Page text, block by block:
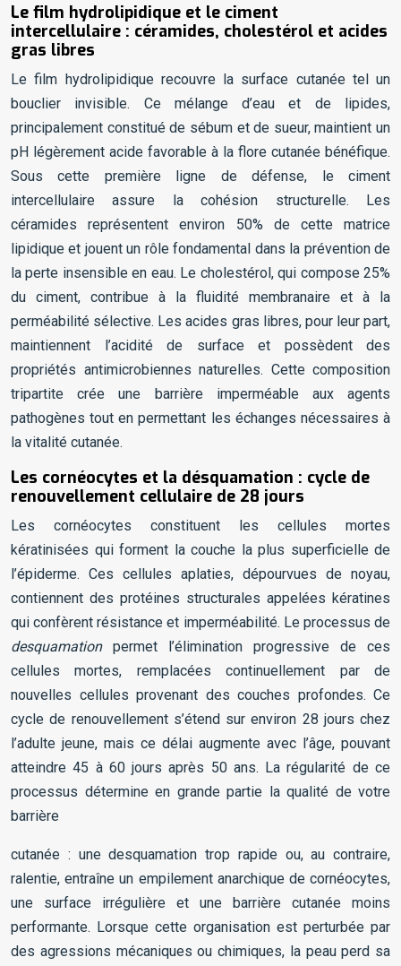
Le film hydrolipidique et le ciment
intercellulaire : céramides, cholestérol et acides
gras libres
Le film hydrolipidique recouvre la surface cutanée tel un
bouclier invisible. Ce mélange d’eau et de lipides,
principalement constitué de sébum et de sueur, maintient un
pH légèrement acide favorable à la flore cutanée bénéfique.
Sous cette première ligne de défense, le ciment
intercellulaire assure la cohésion structurelle. Les
céramides représentent environ 50% de cette matrice
lipidique et jouent un rôle fondamental dans la prévention de
la perte insensible en eau. Le cholestérol, qui compose 25%
du ciment, contribue à la fluidité membranaire et à la
perméabilité sélective. Les acides gras libres, pour leur part,
maintiennent l’acidité de surface et possèdent des
propriétés antimicrobiennes naturelles. Cette composition
tripartite crée une barrière imperméable aux agents
pathogènes tout en permettant les échanges nécessaires à
la vitalité cutanée.
Les cornéocytes et la désquamation : cycle de
renouvellement cellulaire de 28 jours
Les cornéocytes constituent les cellules mortes
kératinisées qui forment la couche la plus superficielle de
l’épiderme. Ces cellules aplaties, dépourvues de noyau,
contiennent des protéines structurales appelées kératines
qui confèrent résistance et imperméabilité. Le processus de
desquamationpermet l’élimination progressive de ces
cellules mortes, remplacées continuellement par de
nouvelles cellules provenant des couches profondes. Ce
cycle de renouvellement s’étend sur environ 28 jours chez
l’adulte jeune, mais ce délai augmente avec l’âge, pouvant
atteindre 45 à 60 jours après 50 ans. La régularité de ce
processus détermine en grande partie la qualité de votre
barrière
cutanée : une desquamation trop rapide ou, au contraire,
ralentie, entraîne un empilement anarchique de cornéocytes,
une surface irrégulière et une barrière cutanée moins
performante. Lorsque cette organisation est perturbée par
des agressions mécaniques ou chimiques, la peau perd sa